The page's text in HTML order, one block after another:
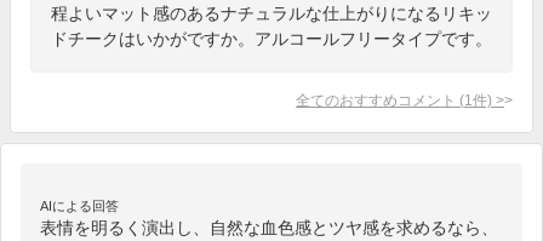
程よいマット感のあるナチュラルな仕上がりになるリキッ
ドチークはいかがですか。アルコールフリータイプです。
全てのおすすめコメント (1 件) >
AIによる回答
表情を明るく演出し、自然な血色感とツヤ感を求めるなら、